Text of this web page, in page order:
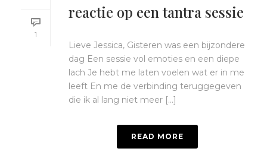
1
reactie op een tantra sessie
Lieve Jessica, Gisteren was een bijzondere
dag Een sessie vol emoties en een diepe
lach Je hebt me laten voelen wat er in me
leeft En me de verbinding teruggegeven
die ik al lang niet meer [...]
READ MORE